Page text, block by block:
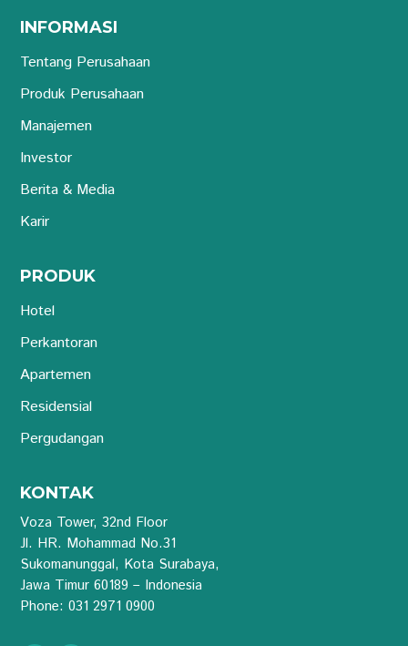
INFORMASI
Tentang Perusahaan
Produk Perusahaan
Manajemen
Investor
Berita & Media
Karir
PRODUK
Hotel
Perkantoran
Apartemen
Residensial
Pergudangan
KONTAK
Voza Tower, 32nd Floor
Jl. HR. Mohammad No.31
Sukomanunggal, Kota Surabaya,
Jawa Timur 60189 – Indonesia
Phone: 031 2971 0900